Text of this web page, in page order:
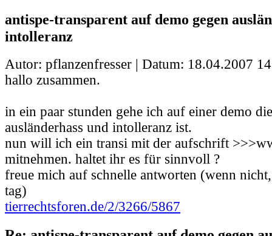
antispe-transparent auf demo gegen
intolleranz
Autor: pflanzenfresser | Datum: 18.04.2007
hallo zusammen.
in ein paar stunden gehe ich auf einer demo
ausländerhass und intolleranz ist.
nun will ich ein transi mit der aufschrift
mitnehmen. haltet ihr es für sinnvoll ?
freue mich auf schnelle antworten (wenn
tag)
tierrechtsforen.de/2/3266/5867